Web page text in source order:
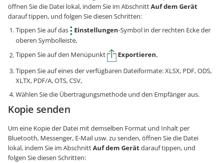
öffnen Sie die Datei lokal, indem Sie im AbschnittAuf dem Gerät
darauf tippen, und folgen Sie diesen Schritten:
Tippen Sie auf das
Einstellungen-Symbol in der rechten Ecke der
oberen Symbolleiste,
Tippen Sie auf den Menüpunkt
Exportieren,
Tippen Sie auf eines der verfügbaren Dateiformate: XLSX, PDF, ODS,
XLTX, PDF/A, OTS, CSV,
Wählen Sie die Übertragungsmethode und den Empfänger aus.
Kopie senden
Um eine Kopie der Datei mit demselben Format und Inhalt per
Bluetooth, Messenger, E-Mail usw. zu senden, öffnen Sie die Datei
lokal, indem Sie im AbschnittAuf dem Gerätdarauf tippen, und
folgen Sie diesen Schritten: